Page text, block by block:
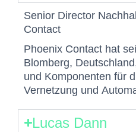
Senior Director
Contact
Phoenix Contact hat
Blomberg,
und Komponenten für
Vernetzung und
Lucas Dann